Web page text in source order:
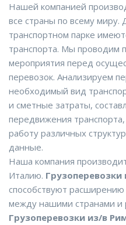
Нашей компанией
все страны по всему
транспортном парке
транспорта. Мы проводим
мероприятия перед
перевозок. Анализируем
необходимый вид
и сметные затраты,
передвижения
работу различных
данные.
Наша компания
Италию. Грузоперевозки
способствуют
между нашими странами и
Грузоперевозки из/в